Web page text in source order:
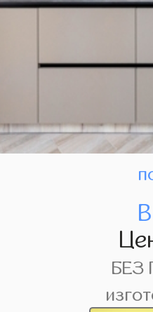
БЕЗ